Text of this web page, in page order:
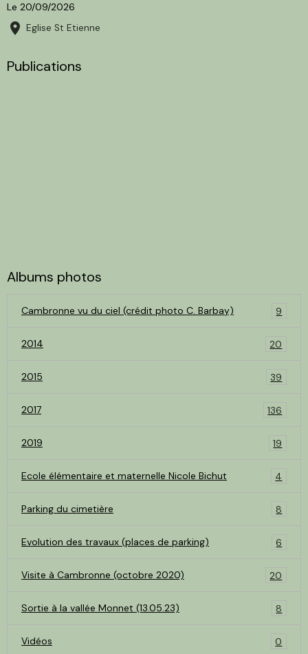
Le 20/09/2026
Eglise St Etienne
Publications
Albums photos
Cambronne vu du ciel (crédit photo C. Barbay) 9
2014 20
2015 39
2017 136
2019 19
Ecole élémentaire et maternelle Nicole Bichut 4
Parking du cimetière 8
Evolution des travaux (places de parking) 6
Visite à Cambronne (octobre 2020) 20
Sortie à la vallée Monnet (13.05.23) 8
Vidéos 0